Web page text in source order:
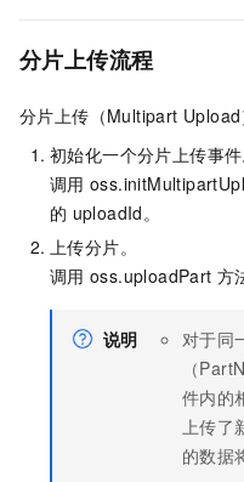
分片上传流程
分片上传（Multipart Upload
初始化一个分片上传事件
调用
的 uploadId。
上传分片。
调用 oss.uploadPart 方
说明 对于同
（
件内的
上传了
的数据